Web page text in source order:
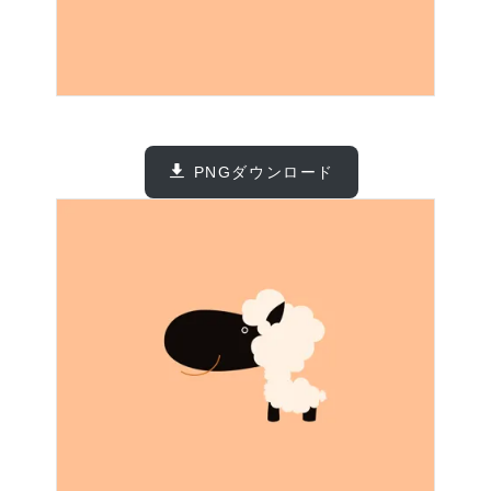
PNGダウンロード